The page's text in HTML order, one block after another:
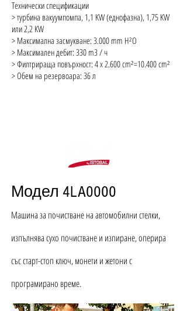
Технически спецификации
> турбина вакуумпомпа, 1,1 KW (еднофазна), 1,75 KW
или 2,2 KW
> Максимална засмукване: 3.000 mm H²O
> Максимален дебит: 330 m3 / ч
> Филтрираща повърхност: 4 х 2.600 cm²=10.400 cm²
> Обем на резервоара: 36 л
Модел 4LA0000
Машина за почистване на автомобилни стелки,
изпълнява сухо почистване и изпиране, оперира
със старт-стоп ключ, монети и жетони с
програмирано време.